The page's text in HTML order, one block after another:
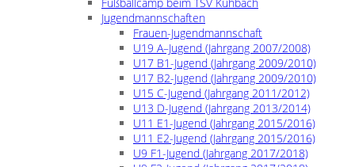
Jugendmannschaften
Frauen-Jugendmannschaft
U19 A–Jugend (Jahrgang 2007/2008)
U17 B1-Jugend (Jahrgang 2009/2010)
U17 B2-Jugend (Jahrgang 2009/2010)
U15 C-Jugend (Jahrgang 2011/2012)
U13 D-Jugend (Jahrgang 2013/2014)
U11 E1-Jugend (Jahrgang 2015/2016)
U11 E2-Jugend (Jahrgang 2015/2016)
U9 F1-Jugend (Jahrgang 2017/2018)